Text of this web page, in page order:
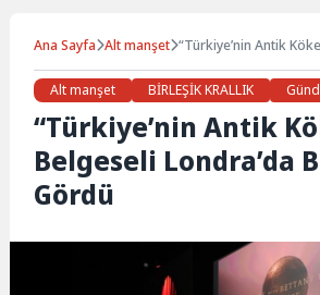
Ana Sayfa Alt manşet “Türkiye’nin Antik
Alt manşet
BİRLEŞİK KRALLIK
“Türkiye’nin Antik
Belgeseli Londra’da
Gördü